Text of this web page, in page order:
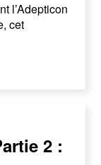
l’Adepticon
cet
2 :